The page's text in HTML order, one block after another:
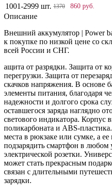
1001-2999 шт. 1370 860 руб.
Описание
Внешний аккумулятор | Power
к покупке по низкой цене со
всей России и СНГ.
ащита от разрядки. Защита от
перегрузки. Защита от
скачков напряжения. В основе
элементы питания, благодаря
надежности и долгого срока
оставшегося заряда наглядно
светового индикатора. Корпус
поликарбоната и ABS-
места в рюкзаке или сумке, а
подзарядить смартфон в любом
электрической розетки.
может стать прекрасным
связан с длительными
зарядки.